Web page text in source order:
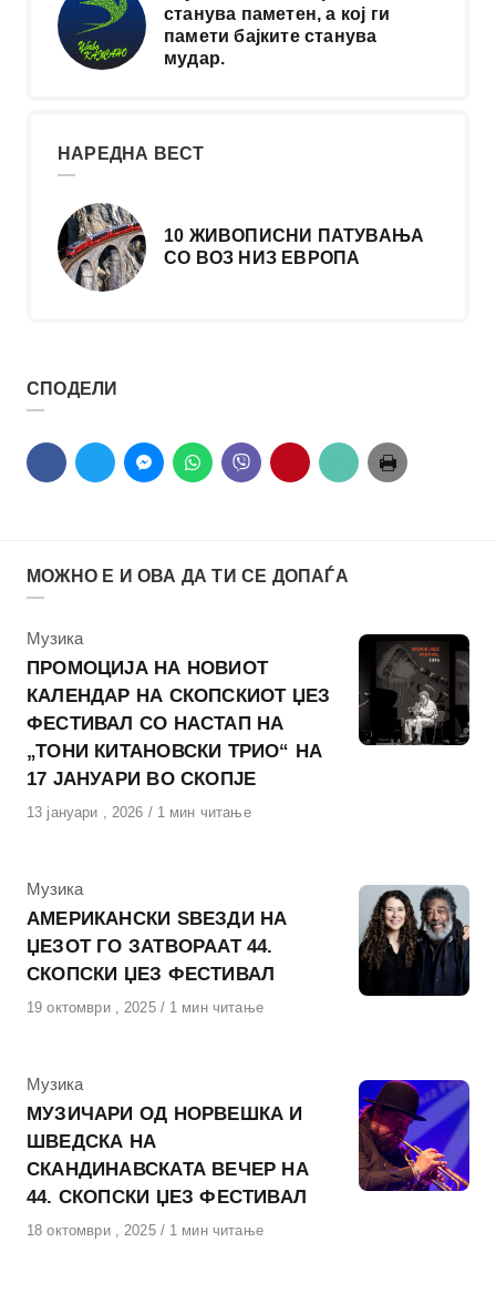
станува паметен, а кој ги
памети бајките станува
мудар.
НАРЕДНА ВЕСТ
10 ЖИВОПИСНИ ПАТУВАЊА
СО ВОЗ НИЗ ЕВРОПА
СПОДЕЛИ
МОЖНО Е И ОВА ДА ТИ СЕ ДОПАЃА
КАтегорија
Музика
ПРОМОЦИЈА НА НОВИОТ
КАЛЕНДАР НА СКОПСКИОТ ЏЕЗ
ФЕСТИВАЛ СО НАСТАП НА
„ТОНИ КИТАНОВСКИ ТРИО“ НА
17 ЈАНУАРИ ВО СКОПЈЕ
Објавено
13 јануари , 2026 1 мин читање
КАтегорија
Музика
АМЕРИКАНСКИ ЅВЕЗДИ НА
ЏЕЗОТ ГО ЗАТВОРААТ 44.
СКОПСКИ ЏЕЗ ФЕСТИВАЛ
Објавено
19 октомври , 2025 1 мин читање
КАтегорија
Музика
МУЗИЧАРИ ОД НОРВЕШКА И
ШВЕДСКА НА
СКАНДИНАВСКАТА ВЕЧЕР НА
44. СКОПСКИ ЏЕЗ ФЕСТИВАЛ
Објавено
18 октомври , 2025 1 мин читање